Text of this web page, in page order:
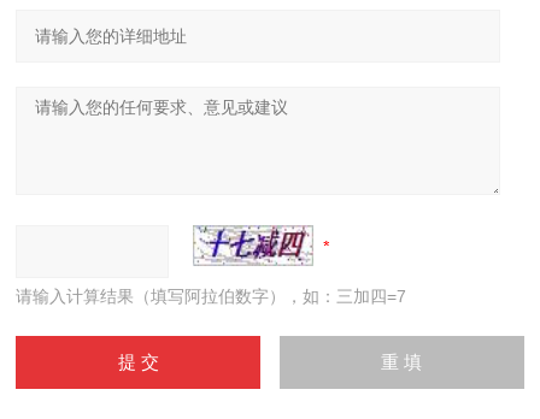
请输入计算结果（填写阿拉伯数字），如：三加四=7